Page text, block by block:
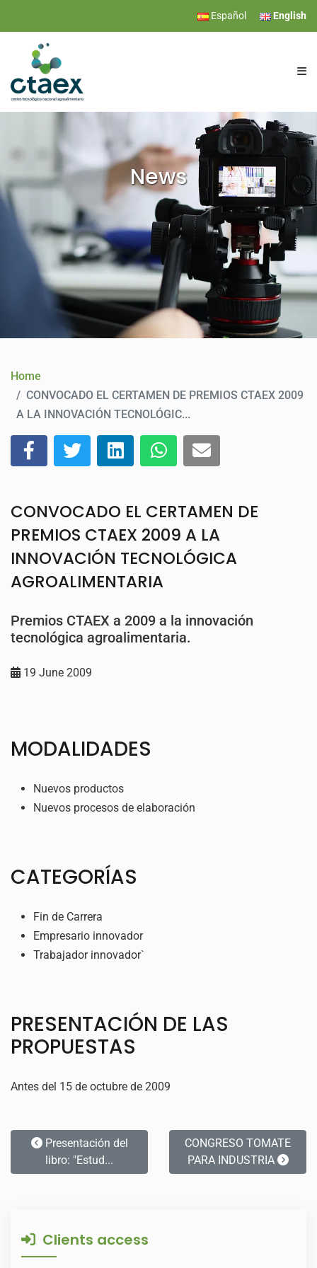
Español English
RESEARCH
SERVICES
EVENTS
NEWS
CONTACT
News
Home
CONVOCADO EL CERTAMEN DE PREMIOS CTAEX 2009
A LA INNOVACIÓN TECNOLÓGIC...
CONVOCADO EL CERTAMEN DE
PREMIOS CTAEX 2009 A LA
INNOVACIÓN TECNOLÓGICA
AGROALIMENTARIA
Premios CTAEX a 2009 a la innovación
tecnológica agroalimentaria.
19 June 2009
MODALIDADES
Nuevos productos
Nuevos procesos de elaboración
CATEGORÍAS
Fin de Carrera
Empresario innovador
Trabajador innovador`
PRESENTACIÓN DE LAS
PROPUESTAS
Antes del 15 de octubre de 2009
Presentación del
libro: "Estud...
CONGRESO TOMATE
PARA INDUSTRIA
Clients access